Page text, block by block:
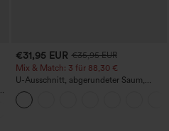
€31,95 EUR €35,95 EUR
Mix & Match: 3 für 88,30 €
U-Ausschnitt, abgerundeter Saum,
InstantCool Yoga-Trägertop – UPF50+